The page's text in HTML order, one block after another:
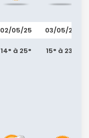
02/05/25
14° à 25°
03/05/25
15° à 23°